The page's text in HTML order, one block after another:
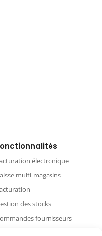
électronique
multi-magasins
des stocks
fournisseurs